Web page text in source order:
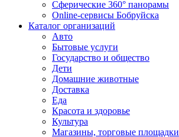
Сферические 360° панорамы
Online-сервисы Бобруйска
Каталог организаций
Авто
Бытовые услуги
Государство и общество
Дети
Домашние животные
Доставка
Еда
Красота и здоровье
Культура
Магазины, торговые площадки